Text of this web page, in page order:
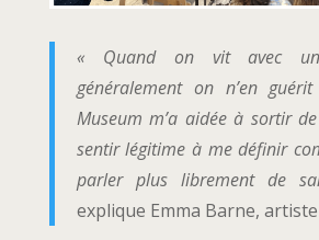
« Quand on vit avec
généralement on n’en
Museum m’a aidée à sortir
sentir légitime à me définir
parler plus librement de
explique Emma Barne,